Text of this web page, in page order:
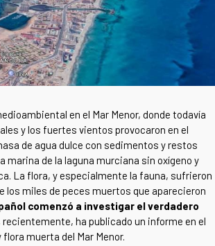
en el Mar Menor, donde todavía
y los fuertes vientos provocaron en el
de agua dulce con sedimentos y restos
de la laguna murciana sin oxígeno y
La flora, y especialmente la fauna, sufrieron
miles de peces muertos que aparecieron
comenzó a investigar el verdadero
recientemente, ha publicado un informe en el
muerta del Mar Menor.